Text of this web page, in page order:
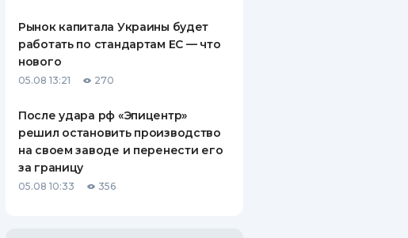
Рынок капитала Украины будет
работать по стандартам ЕС — что
нового
05.08 13:21 270
После удара рф «Эпицентр»
решил остановить производство
на своем заводе и перенести его
за границу
05.08 10:33 356